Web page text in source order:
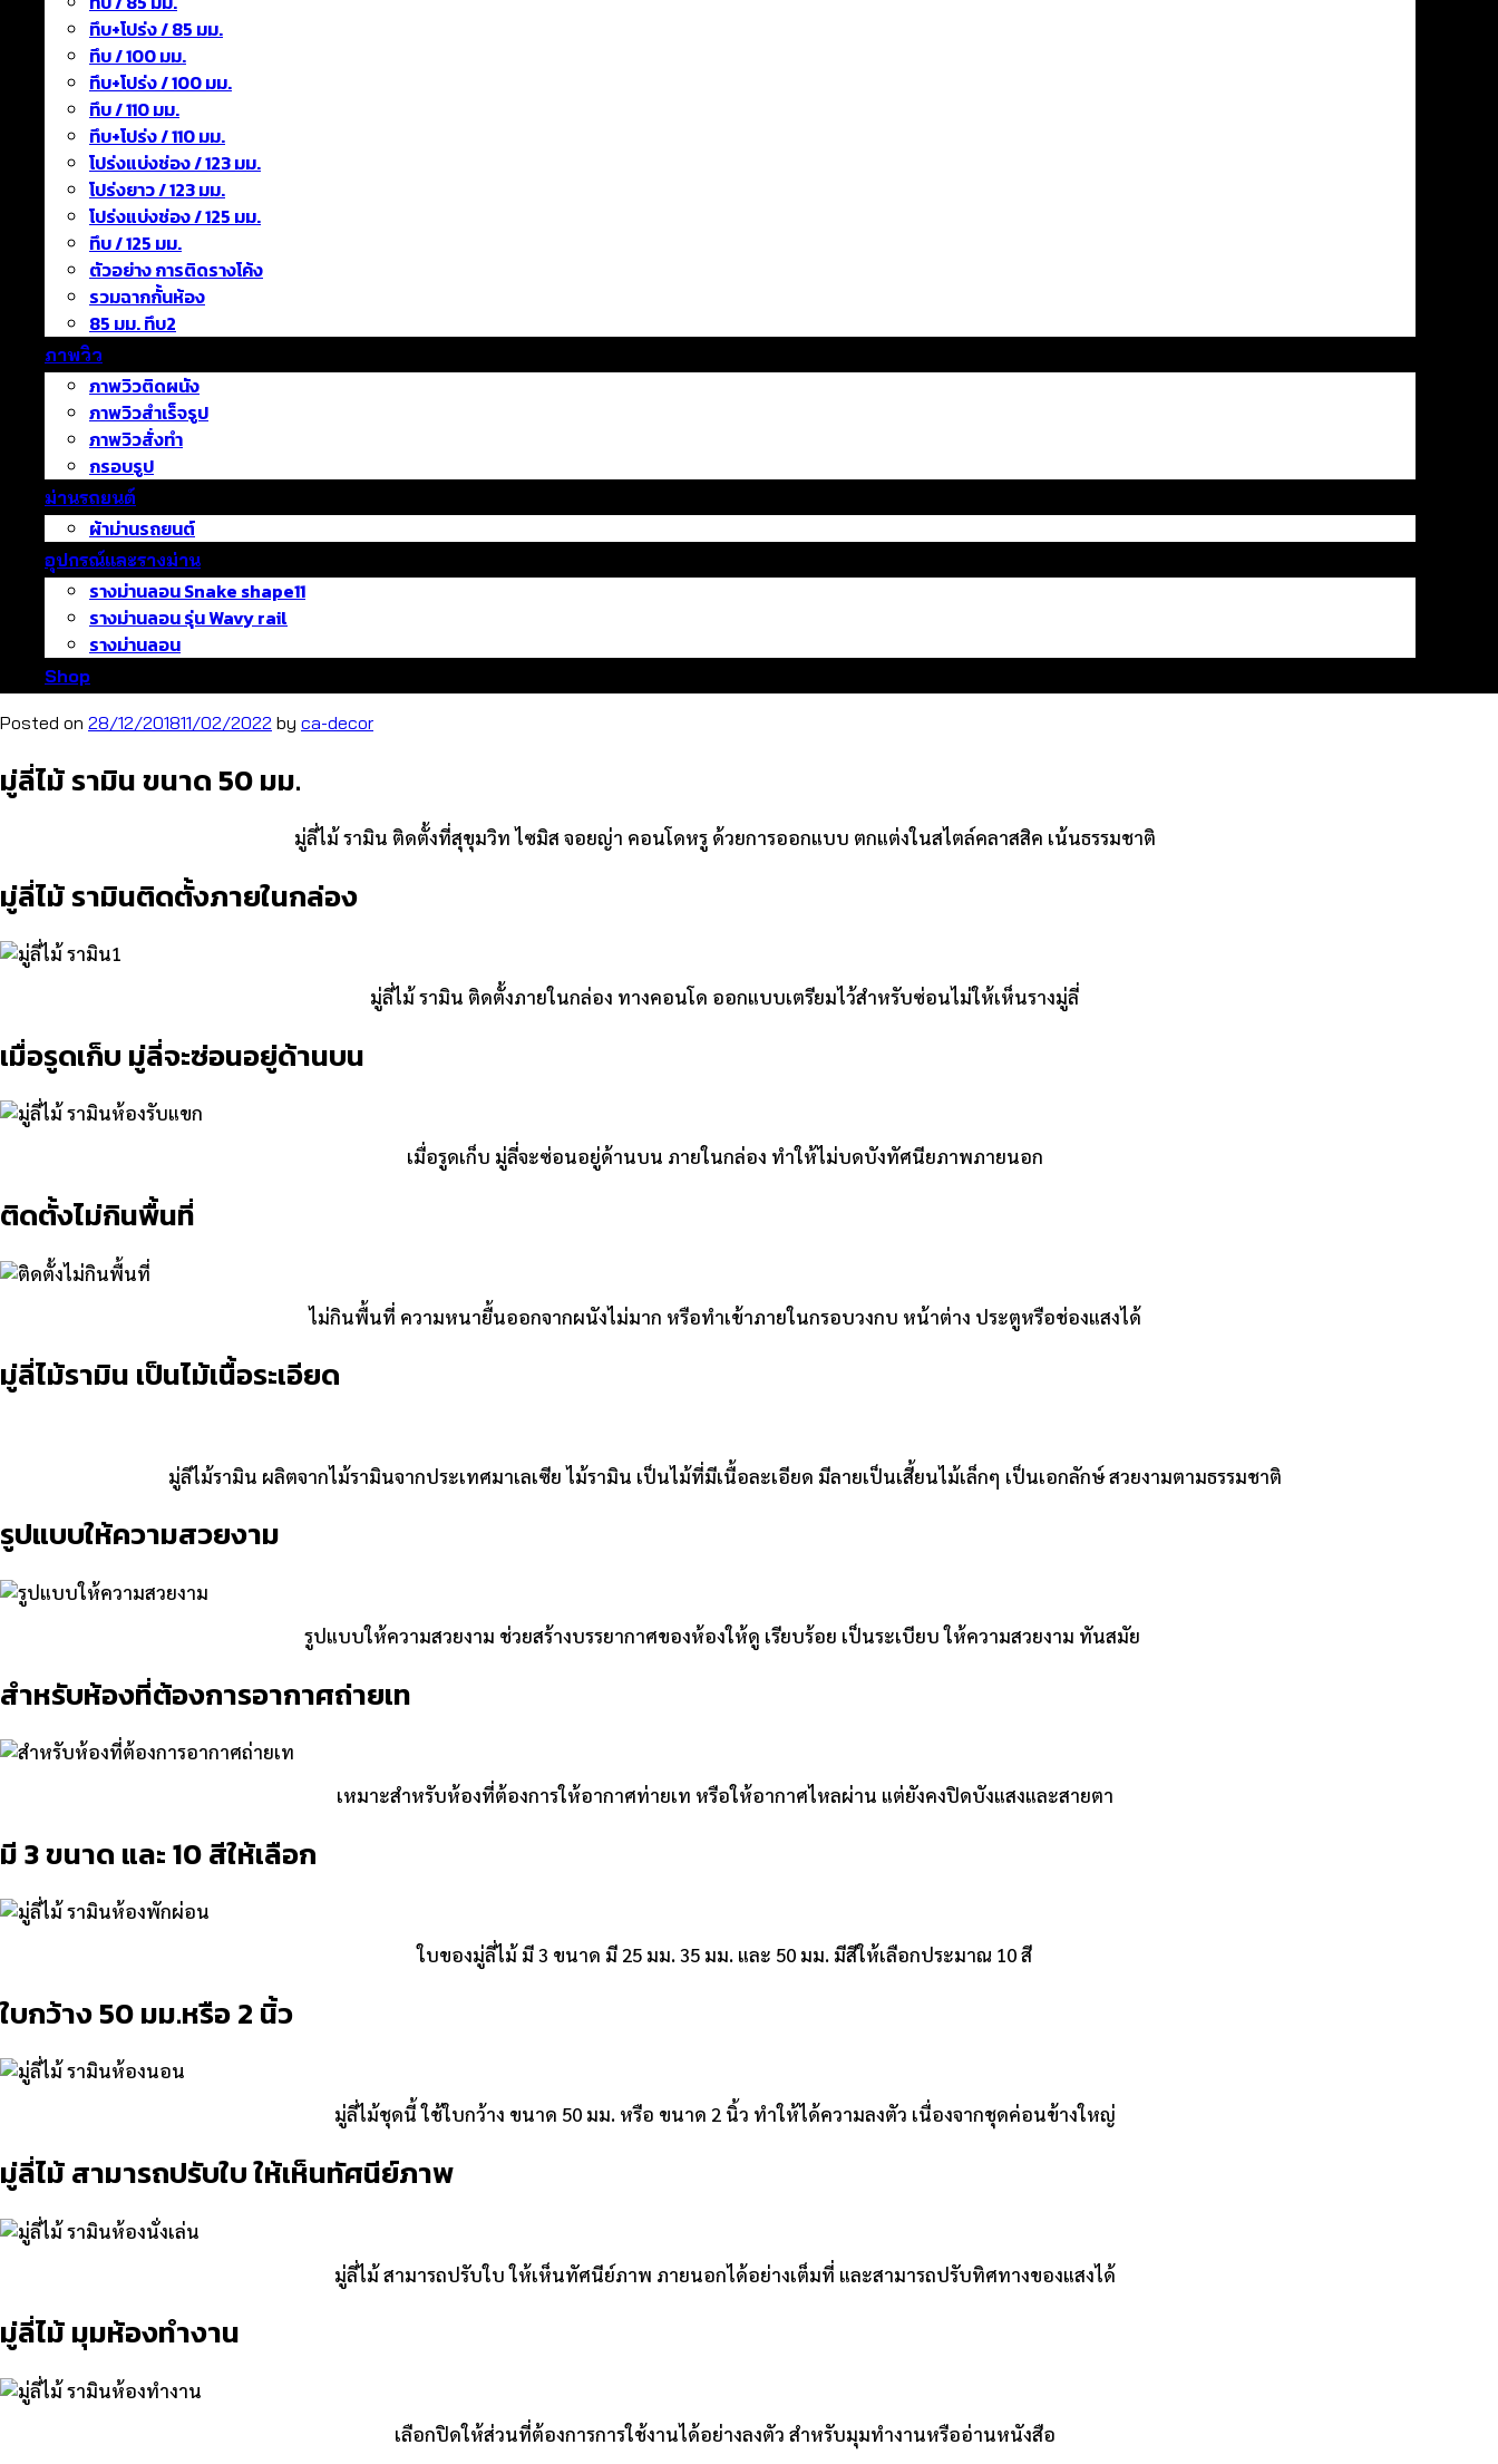
ทึบ+โปร่ง / 85 มม.
ทึบ / 100 มม.
ทึบ+โปร่ง / 100 มม.
ทึบ / 110 มม.
ทึบ+โปร่ง / 110 มม.
โปร่งแบ่งช่อง / 123 มม.
โปร่งยาว / 123 มม.
โปร่งแบ่งช่อง / 125 มม.
ทึบ / 125 มม.
ตัวอย่าง การติดรางโค้ง
รวมฉากกั้นห้อง
85 มม. ทึบ2
ภาพวิว
ภาพวิวติดผนัง
ภาพวิวสำเร็จรูป
ภาพวิวสั่งทำ
กรอบรูป
ม่านรถยนต์
ผ้าม่านรถยนต์
อุปกรณ์และรางม่าน
รางม่านลอน Snake shape11
รางม่านลอน รุ่น Wavy rail
รางม่านลอน
Shop
Posted on 28/12/201811/02/2022 by ca-decor
มู่ลี่ไม้ รามิน ขนาด 50 มม.
มู่ลี่ไม้ รามิน ติดตั้งที่สุขุมวิท ไซมิส จอยญ่า คอนโดหรู ด้วยการออกแบบ ตกแต่งในสไตล์คลาสสิค เน้นธรรมชาติ
มู่ลี่ไม้ รามินติดตั้งภายในกล่อง
มู่ลี่ไม้ รามิน ติดตั้งภายในกล่อง ทางคอนโด ออกแบบเตรียมไว้สำหรับซ่อนไม่ให้เห็นรางมู่ลี่
เมื่อรูดเก็บ มู่ลี่จะซ่อนอยู่ด้านบน
เมื่อรูดเก็บ มู่ลี่จะซ่อนอยู่ด้านบน ภายในกล่อง ทำให้ไม่บดบังทัศนียภาพภายนอก
ติดตั้งไม่กินพื้นที่
ไม่กินพื้นที่ ความหนายื้นออกจากผนังไม่มาก หรือทำเข้าภายในกรอบวงกบ หน้าต่าง ประตูหรือช่องแสงได้
มู่ลี่ไม้รามิน เป็นไม้เนื้อระเอียด
มู่ลีไม้รามิน ผลิตจากไม้รามินจากประเทศมาเลเซีย ไม้รามิน เป็นไม้ที่มีเนื้อละเอียด มีลายเป็นเสี้ยนไม้เล็กๆ เป็นเอกลักษ์ สวยงามตามธรรมชาติ
รูปแบบให้ความสวยงาม
รูปแบบให้ความสวยงาม ช่วยสร้างบรรยากาศของห้องให้ดู เรียบร้อย เป็นระเบียบ ให้ความสวยงาม ทันสมัย
สำหรับห้องที่ต้องการอากาศถ่ายเท
เหมาะสำหรับห้องที่ต้องการให้อากาศท่ายเท หรือให้อากาศไหลผ่าน แต่ยังคงปิดบังแสงและสายตา
มี 3 ขนาด และ 10 สีให้เลือก
ใบของมู่ลี่ไม้ มี 3 ขนาด มี 25 มม. 35 มม. และ 50 มม. มีสีให้เลือกประมาณ 10 สี
ใบกว้าง 50 มม.หรือ 2 นิ้ว
มู่ลี่ไม้ชุดนี้ ใช้ใบกว้าง ขนาด 50 มม. หรือ ขนาด 2 นิ้ว ทำให้ได้ความลงตัว เนื่องจากชุดค่อนข้างใหญ่
มู่ลี่ไม้ สามารถปรับใบ ให้เห็นทัศนีย์ภาพ
มู่ลี่ไม้ สามารถปรับใบ ให้เห็นทัศนีย์ภาพ ภายนอกได้อย่างเต็มที่ และสามารถปรับทิศทางของแสงได้
มู่ลี่ไม้ มุมห้องทำงาน
เลือกปิดให้ส่วนที่ต้องการการใช้งานได้อย่างลงตัว สำหรับมุมทำงานหรืออ่านหนังสือ